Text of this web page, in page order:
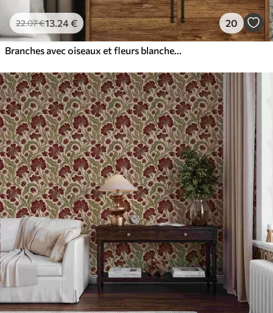
22.07€13.24€ 20
Branches avec oiseaux et fleurs blanches sur un fond délicat